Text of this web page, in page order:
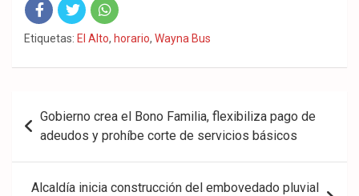
Fac
eb
Twit
ter
Wha
tsA
Etiquetas: El Alto, horario, Wayna Bus
Navegación
de
entradas
Gobierno crea el Bono Familia, flexibiliza pago de
adeudos y prohíbe corte de servicios básicos
Alcaldía inicia construcción del embovedado pluvial